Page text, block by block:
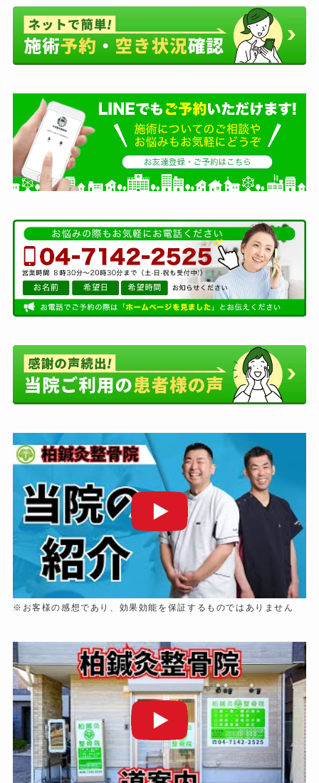
※お客様の感想であり、効果効能を保証するものではありません